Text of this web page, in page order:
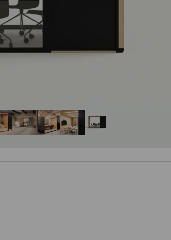
05 06 07 08